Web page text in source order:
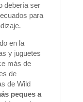
debería ser
para
en la
y juguetes
más de
de
de Wild
peques a